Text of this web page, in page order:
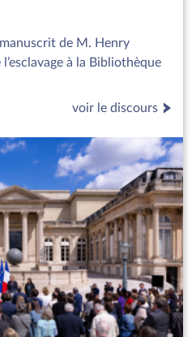
de M. Henry
à la Bibliothèque
voir le discours